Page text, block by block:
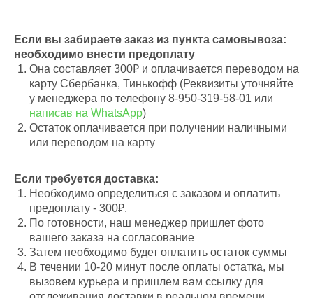
Если вы забираете заказ из пункта самовывоза:
необходимо внести предоплату
Она составляет 300₽ и оплачивается переводом на
карту Сбербанка, Тинькофф (Реквизиты уточняйте
у менеджера по телефону 8-950-319-58-01 или
написав на WhatsApp)
Остаток оплачивается при получении наличными
или переводом на карту
Если требуется доставка:
Необходимо определиться с заказом и оплатить
предоплату - 300₽.
По готовности, наш менеджер пришлет фото
вашего заказа на согласование
Затем необходимо будет оплатить остаток суммы
В течении 10-20 минут после оплаты остатка, мы
вызовем курьера и пришлем вам ссылку для